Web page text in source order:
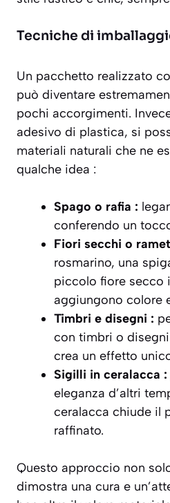
Tecniche di
Un pacchetto realizzato
può diventare
pochi accorgimenti.
adesivo di plastica, si
materiali naturali che ne
qualche idea :
Spago o rafia :
conferendo un
Fiori secchi o
rosmarino, una
piccolo fiore secco
aggiungono colore
Timbri e disegni :
con timbri o
crea un effetto
Sigilli in ceralacca :
eleganza d’altri
ceralacca chiude il
raffinato.
Questo approccio non
dimostra una cura e